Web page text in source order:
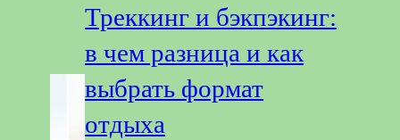
Треккинг и бэкпэкинг:
в чем разница и как
выбрать формат
отдыха